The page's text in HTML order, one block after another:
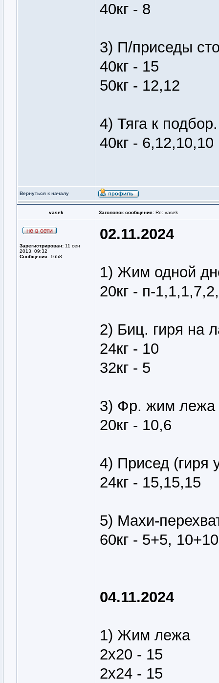
40кг - 8
3) П/приседы
40кг - 15
50кг - 12,12
4) Тяга к подбор.
40кг - 6,12,10,10
Вернуться к началу
vasek Заголовок сообщения: Re: vasek
Зарегистрирован: 11 сен
2013, 09:32
Сообщения: 1658
02.11.2024
1) Жим одной
20кг - п-
2) Биц. гиря на
24кг - 10
32кг - 5
3) Фр. жим лежа
20кг - 10,6
4) Присед (гиря
24кг - 15,15,15
5) Махи-
60кг - 5+5,
04.11.2024
1) Жим лежа
2х20 - 15
2х24 - 15